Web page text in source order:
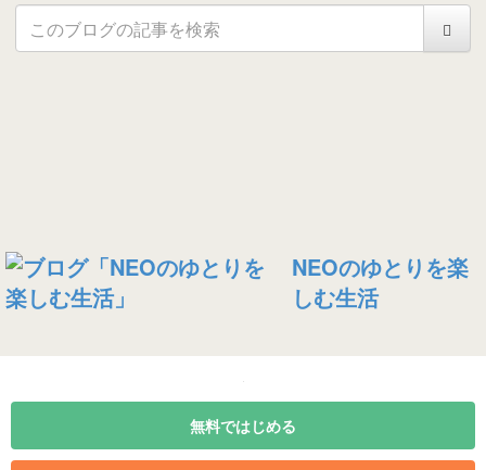
NEOのゆとりを楽
しむ生活
無料ではじめる